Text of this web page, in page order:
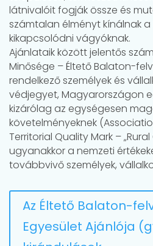
látnivalóit fogják össze és
számtalan élményt kínálnak a
kikapcsolódni vágyóknak.
Ajánlataik között jelentős
Minősége – Éltető Balaton-
rendelkező személyek és
védjegyet, Magyarországon
kizárólag az egységesen
követelményeknek
Territorial Quality Mark –
ugyanakkor a nemzeti
továbbvivő személyek,
Az Éltető Balaton-
Egyesület Ajánlója